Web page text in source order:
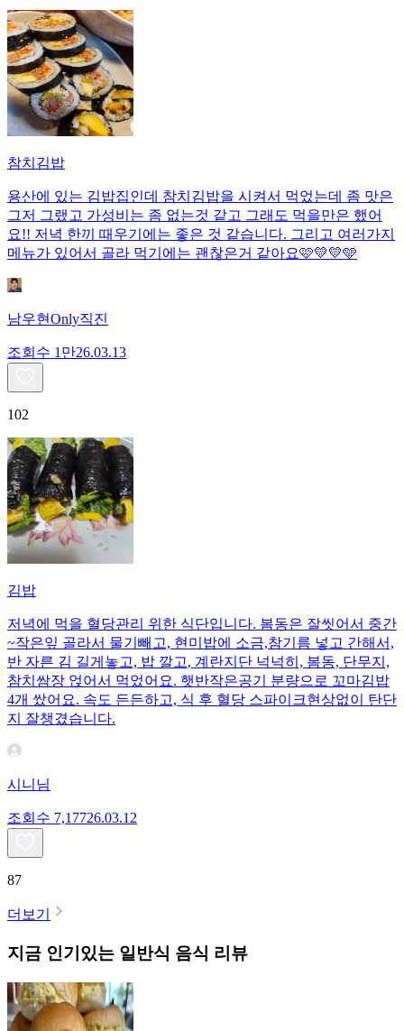
참치김밥
용산에 있는 김밥집인데 참치김밥을 시켜서 먹었는데 좀 맛은
그저 그랬고 가성비는 좀 없는것 같고 그래도 먹을만은 했어
요!! 저녁 한끼 때우기에는 좋은 것 같습니다. 그리고 여러가지
메뉴가 있어서 골라 먹기에는 괜찮은거 같아요🩷💛💛🩵
남우현Only직진
조회수 1만26.03.13
102
김밥
저녁에 먹을 혈당관리 위한 식단입니다. 봄동은 잘씻어서 중간
~작은잎 골라서 물기빼고, 현미밥에 소금,참기름 넣고 간해서,
반 자른 김 길게놓고, 밥 깔고, 계란지단 넉넉히, 봄동, 단무지,
참치쌈장 얹어서 먹었어요. 햇반작은공기 분량으로 꼬마김밥
4개 쌌어요. 속도 든든하고, 식 후 혈당 스파이크현상없이 탄단
지 잘챙겼습니다.
시니님
조회수 7,17726.03.12
87
더보기
지금 인기있는 일반식 음식 리뷰